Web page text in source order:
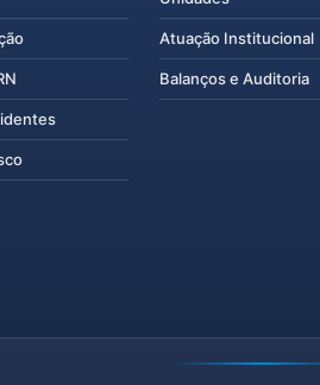
Atuação Institucional
Balanços e Auditoria